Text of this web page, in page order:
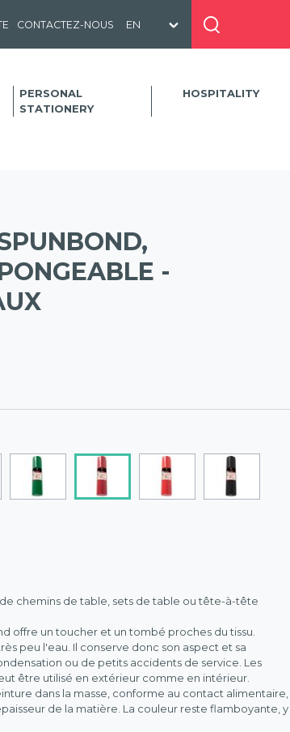
CONTACTEZ-NOUS
PERSONAL
STATIONERY
HOSPITALITY
-
chemins de table, sets de table ou tête-à-tête
offre un toucher et un tombé proches du tissu.
peu l'eau. Il conserve donc son aspect et sa
ou de petits accidents de service. Les
être utilisé en extérieur comme en intérieur.
dans la masse, conforme au contact alimentaire,
de la matière. La couleur reste flamboyante, y